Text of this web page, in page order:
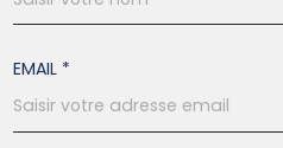
EMAIL *